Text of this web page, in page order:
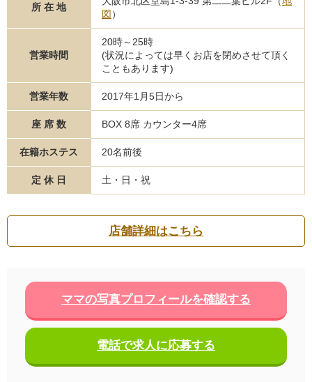
所 在 地
図 ）
営業時間
20時～25時
(状況によっては早くお店を閉めさせて頂く
こともあります)
営業年数 2017年1月5日から
座 席 数 BOX 8席 カウンター4席
在籍ホステス 20名前後
定 休 日 土・日・祝
店舗詳細はこちら
ママの写真プロフィールを確認する
電話で求人に応募する